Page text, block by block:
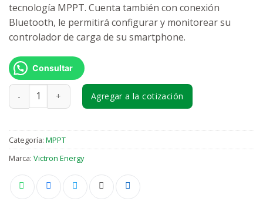
tecnología MPPT. Cuenta también con conexión
Bluetooth, le permitirá configurar y monitorear su
controlador de carga de su smartphone.
Consultar
Victron Energy SmartSolar MPPT 150/60-tr cantidad
Agregar a la cotización
Categoría: MPPT
Marca: Victron Energy